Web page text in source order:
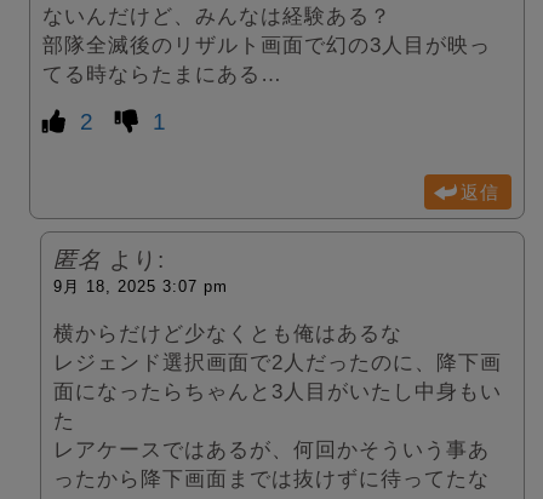
ないんだけど、みんなは経験ある？
部隊全滅後のリザルト画面で幻の3人目が映っ
てる時ならたまにある…
2 1
返信
匿名 より:
9月 18, 2025 3:07 pm
横からだけど少なくとも俺はあるな
レジェンド選択画面で2人だったのに、降下画
面になったらちゃんと3人目がいたし中身もい
た
レアケースではあるが、何回かそういう事あ
ったから降下画面までは抜けずに待ってたな